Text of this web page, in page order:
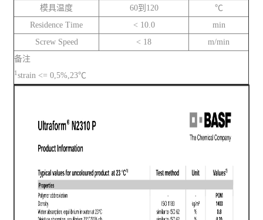
模具温度
60到120
℃
Residence Time
< 10.0
min
Screw Speed
< 18
m/min
备注
1 strain <= 0,5%,23℃